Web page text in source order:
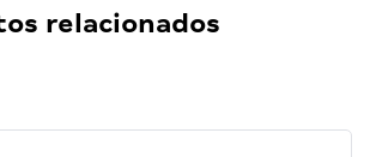
relacionados